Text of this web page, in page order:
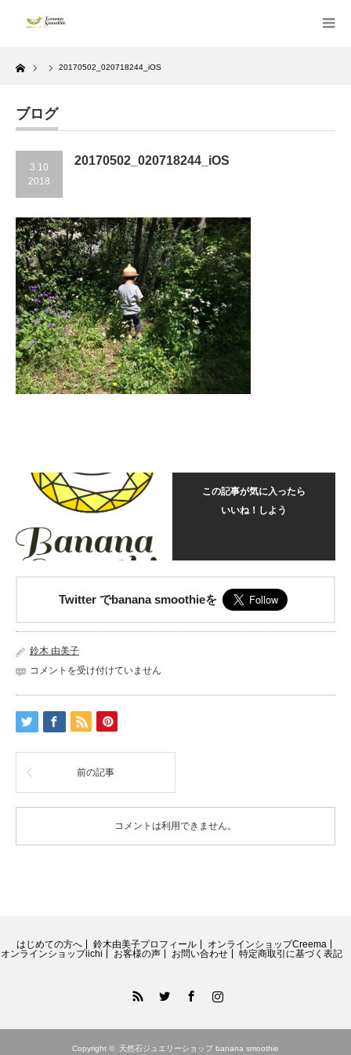
Home 20170502_020718244_iOS
ブログ
3.10
2018
20170502_020718244_iOS
この記事が気に入ったら
いいね！しよう
Twitter でbanana smoothieを
鈴木 由美子
20170502_020718244_iOS
コメントを受け付けていません
前の記事
コメントは利用できません。
はじめての方へ 鈴木由美子プロフィール
オンラインショップCreema
オンラインショップiichi
お客様の声 お問い合わせ 特定商取引に基づく表記
FacebookInstagram
Copyright © 天然石ジュエリーショップ banana smoothie